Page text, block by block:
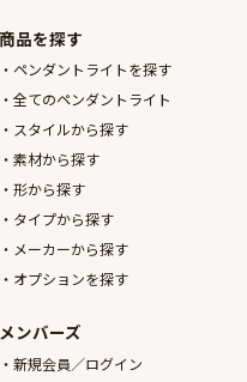
商品を探す
ペンダントライトを探す
全てのペンダントライト
スタイルから探す
素材から探す
形から探す
タイプから探す
メーカーから探す
オプションを探す
メンバーズ
新規会員／ログイン